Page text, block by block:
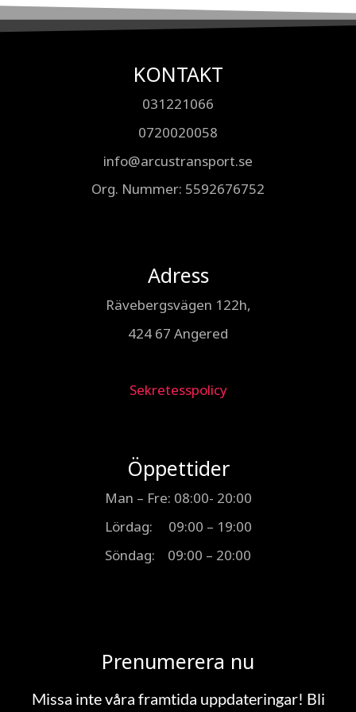
KONTAKT
031221066
0720020058
info@arcustransport.se
Org. Nummer: 5592676752
Adress
Rävebergsvägen 122h,
424 67 Angered
Sekretesspolicy
Öppettider
Man – Fre: 08:00- 20:00
Lördag: 09:00 – 19:00
Söndag: 09:00 – 20:00
Prenumerera nu
Missa inte våra framtida uppdateringar! Bli